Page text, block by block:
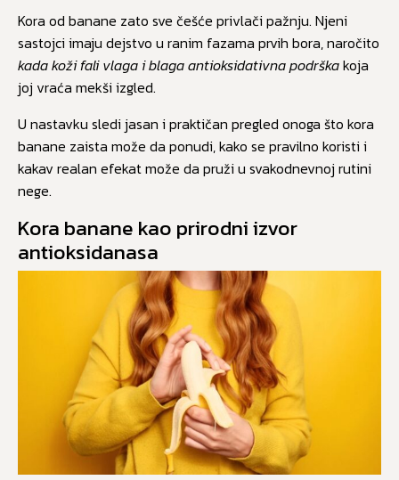
Kora od banane zato sve češće privlači pažnju. Njeni
sastojci imaju dejstvo u ranim fazama prvih bora, naročito
kada koži fali vlaga i blaga antioksidativna podrškakoja
joj vraća mekši izgled.
U nastavku sledi jasan i praktičan pregled onoga što kora
banane zaista može da ponudi, kako se pravilno koristi i
kakav realan efekat može da pruži u svakodnevnoj rutini
nege.
Kora banane kao prirodni izvor
antioksidanasa